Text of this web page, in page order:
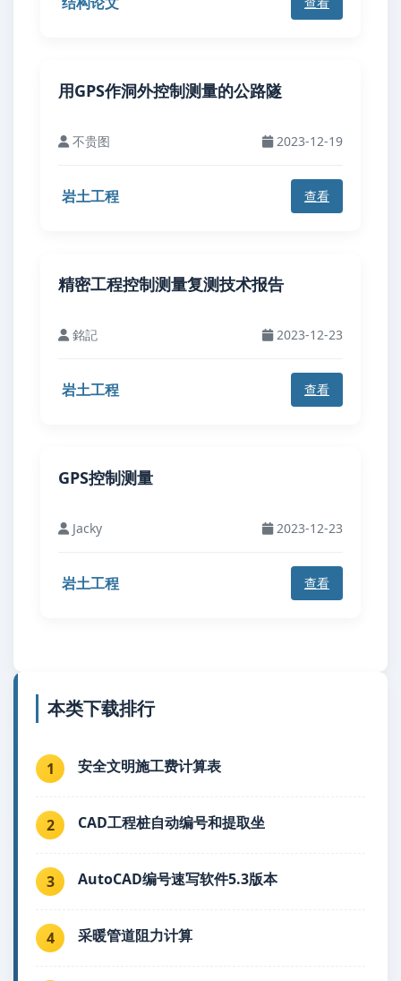
用GPS作洞外控制测量的公路隧
不贵图 2023-12-19
岩土工程 查看
精密工程控制测量复测技术报告
銘記 2023-12-23
岩土工程 查看
GPS控制测量
Jacky 2023-12-23
岩土工程 查看
本类下载排行
1 安全文明施工费计算表
2 CAD工程桩自动编号和提取坐
3 AutoCAD编号速写软件5.3版本
4 采暖管道阻力计算